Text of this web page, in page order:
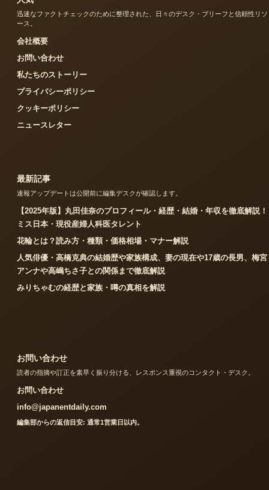
迅速なファクトチェックのために整理された、日々のデスク・ブリーフと信頼性リソ
ース。
会社概要
お問い合わせ
私たちのストーリー
プライバシーポリシー
クッキーポリシー
ニュースレター
最新記事
速報アップデートは公開前に編集デスクが確認します。
【2025年版】丸田佳奈のプロフィール・経歴・結婚・年収を徹底解説！
ミス日本・現役産婦人科医タレント
花輪とは？読み方・種類・価格相場・マナー解説
人気俳優・高橋克典の結婚歴や家族構成、妻の現在や17歳の長男、梅宮
アンナや高嶋ちさ子との関係まで徹底解説
みりちゃむの経歴と家族・噂の真相を解説
お問い合わせ
読者の指摘や訂正を素早く振り分ける、レスポンス重視のコンタクト・デスク。
お問い合わせ
info@japanentdaily.com
編集部からの返信目安: 通常1営業日以内。